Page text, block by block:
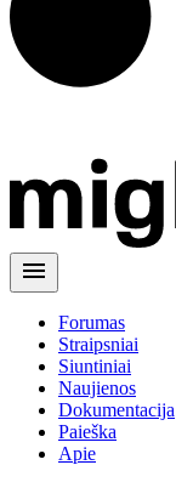
menu
Forumas
Straipsniai
Siuntiniai
Naujienos
Dokumentacija
Paieška
Apie